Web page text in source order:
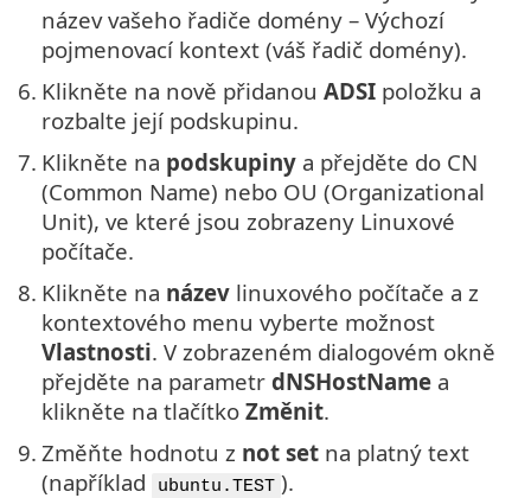
název vašeho řadiče domény – Výchozí
pojmenovací kontext (váš řadič domény).
6. Klikněte na nově přidanou ADSI položku a
rozbalte její podskupinu.
7. Klikněte na podskupiny a přejděte do CN
(Common Name) nebo OU (Organizational
Unit), ve které jsou zobrazeny Linuxové
počítače.
8. Klikněte na název linuxového počítače a z
kontextového menu vyberte možnost
Vlastnosti. V zobrazeném dialogovém okně
přejděte na parametr dNSHostName a
klikněte na tlačítko Změnit.
9. Změňte hodnotu z not set na platný text
(například
ubuntu.TEST ).